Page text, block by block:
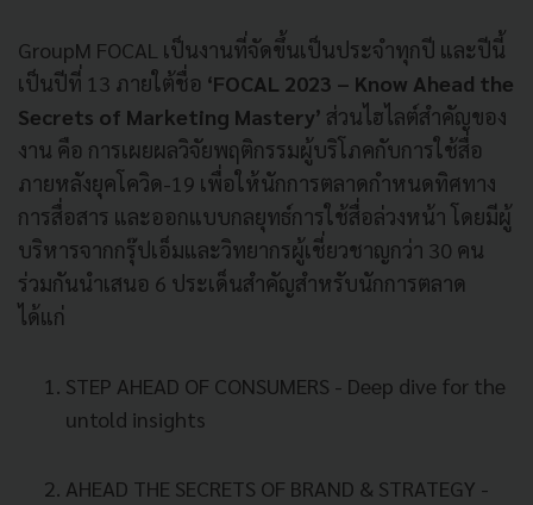
GroupM FOCAL เป็นงานที่จัดขึ้นเป็นประจำทุกปี และปีนี้
เป็นปีที่ 13 ภายใต้ชื่อ ‘FOCAL 2023 – Know Ahead the
Secrets of Marketing Mastery’ ส่วนไฮไลต์สำคัญของ
งาน คือ การเผยผลวิจัยพฤติกรรมผู้บริโภคกับการใช้สื่อ
ภายหลังยุคโควิด-19 เพื่อให้นักการตลาดกำหนดทิศทาง
การสื่อสาร และออกแบบกลยุทธ์การใช้สื่อล่วงหน้า โดยมีผู้
บริหารจากกรุ๊ปเอ็มและวิทยากรผู้เชี่ยวชาญกว่า 30 คน
ร่วมกันนำเสนอ 6 ประเด็นสำคัญสำหรับนักการตลาด
ได้แก่
STEP AHEAD OF CONSUMERS - Deep dive for the
untold insights
AHEAD THE SECRETS OF BRAND & STRATEGY -